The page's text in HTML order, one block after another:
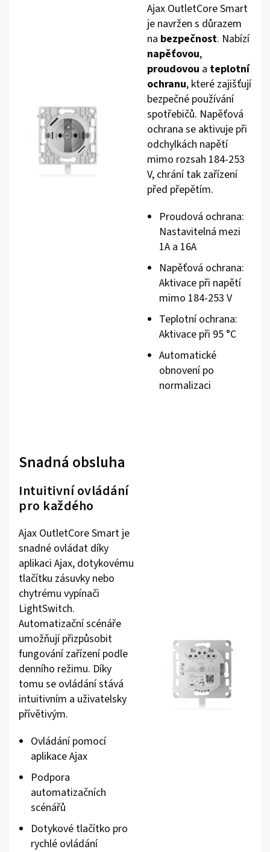
Ajax OutletCore Smart
je navržen s důrazem
na bezpečnost. Nabízí
napěťovou,
proudovou a teplotní
ochranu, které zajišťují
bezpečné používání
spotřebičů. Napěťová
ochrana se aktivuje při
odchylkách napětí
mimo rozsah 184-253
V, chrání tak zařízení
před přepětím.
Proudová ochrana:
Nastavitelná mezi
1A a 16A
Napěťová ochrana:
Aktivace při napětí
mimo 184-253 V
Teplotní ochrana:
Aktivace při 95 °C
Automatické
obnovení po
normalizaci
Snadná obsluha
Intuitivní ovládání
pro každého
Ajax OutletCore Smart je
snadné ovládat díky
aplikaci Ajax, dotykovému
tlačítku zásuvky nebo
chytrému vypínači
LightSwitch.
Automatizační scénáře
umožňují přizpůsobit
fungování zařízení podle
denního režimu. Díky
tomu se ovládání stává
intuitivním a uživatelsky
přívětivým.
Ovládání pomocí
aplikace Ajax
Podpora
automatizačních
scénářů
Dotykové tlačítko pro
rychlé ovládání